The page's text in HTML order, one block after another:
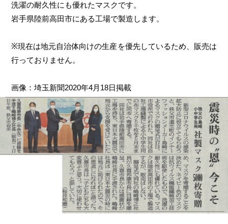
洗濯の耐久性にも優れたマスクです。
岩手県陸前高田市にある工場で製造します。
※現在は地元自治体向けの生産を優先しているため、販売は
行っておりません。
画像：埼玉新聞2020年4月18日掲載